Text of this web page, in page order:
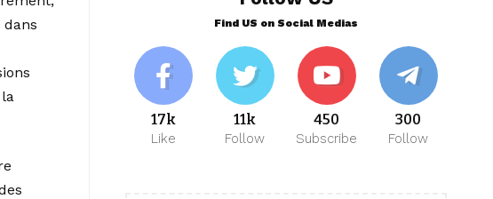
Find US on Social Medias
17k
Like
11k
Follow
450
Subscribe
300
Follow